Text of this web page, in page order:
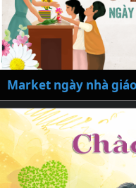
Market ngày nhà